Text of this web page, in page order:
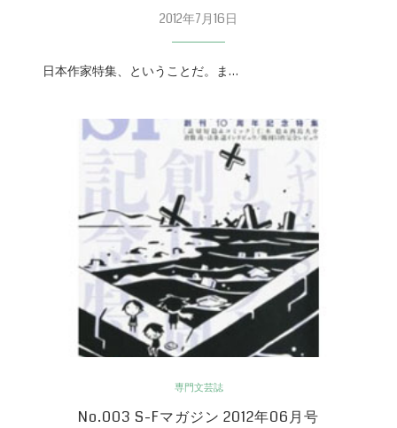
2012年7月16日
日本作家特集、ということだ。ま…
専門文芸誌
No.003 S-Fマガジン 2012年06月号